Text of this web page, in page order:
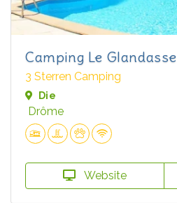
Camping Le Glandasse
3 Sterren Camping
Die
Drôme
Website